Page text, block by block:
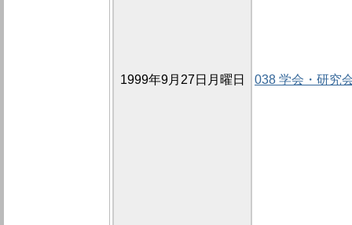
1999年9月27日月曜日 038 学会・研究